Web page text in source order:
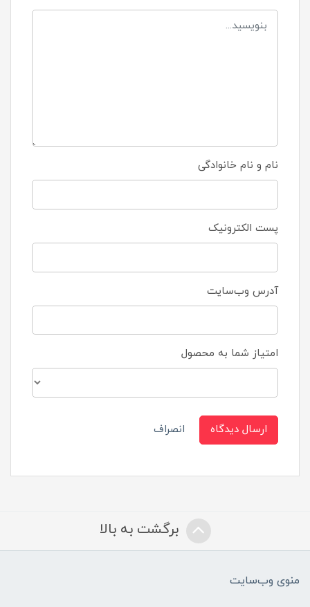
نام و نام خانوادگی
پست الکترونیک
آدرس وب‌سایت
امتیاز شما به محصول
ارسال دیدگاه انصراف
برگشت به بالا
منوی وب‌سایت